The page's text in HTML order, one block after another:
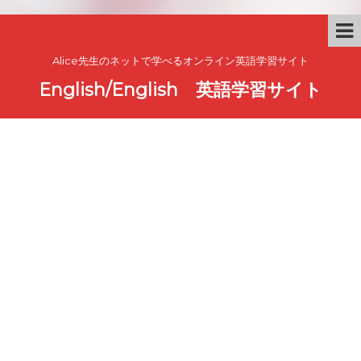
Alice先生のネットで学べるオンライン英語学習サイト
English/English 英語学習サイト